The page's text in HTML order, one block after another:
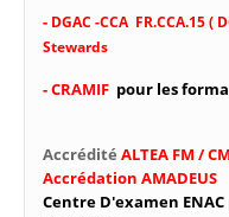
- DGAC -CCA FR.CCA.15
Stewards
- CRAMIF pour les
Accrédité ALTEA FM /
Accrédation AMADEUS
Centre D'examen